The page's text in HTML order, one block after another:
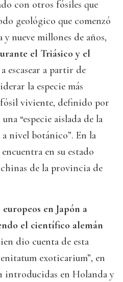
con otros fósiles que
geológico que comenzó
nueve millones de años,
el Triásico y el
escasear a partir de
la especie más
viviente, definido por
“especie aislada de la
a nivel botánico”. En la
en su estado
de la provincia de
en Japón a
el científico alemán
dio cuenta de esta
exoticarium”, en
introducidas en Holanda y